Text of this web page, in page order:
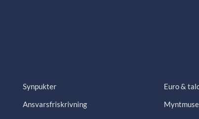
Synpukter
Ansvarsfriskrivning
Euro &